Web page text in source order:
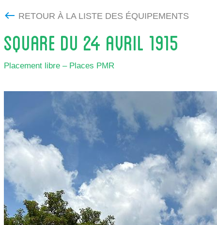
RETOUR À LA LISTE DES ÉQUIPEMENTS
SQUARE DU 24 AVRIL 1915
Placement libre – Places PMR